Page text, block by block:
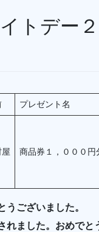
トデー
プレゼント名
商品券１，０００円
ございました。
ました。おめでと